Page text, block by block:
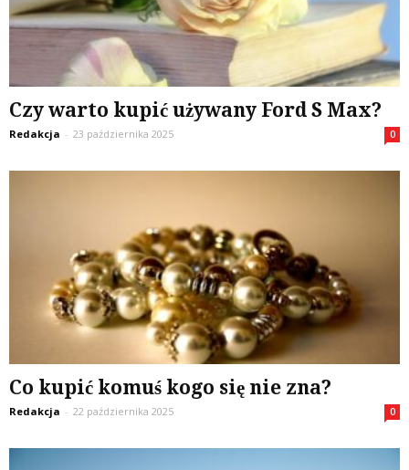
Czy warto kupić używany Ford S Max?
Redakcja - 23 października 2025 0
Co kupić komuś kogo się nie zna?
Redakcja - 22 października 2025 0